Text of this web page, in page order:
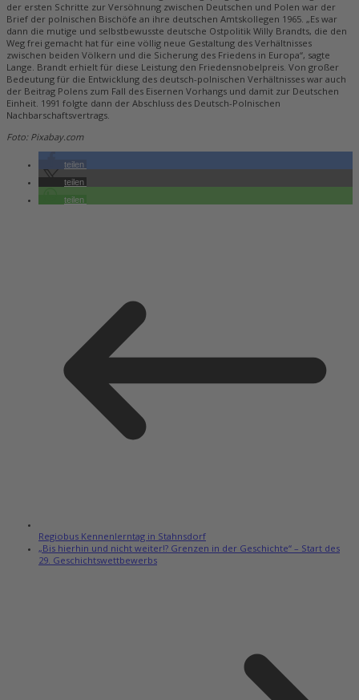
der ersten Schritte zur Versöhnung zwischen Deutschen und Polen war der
Brief der polnischen Bischöfe an ihre deutschen Amtskollegen 1965. „Es war
dann die mutige und selbstbewusste deutsche Ostpolitik Willy Brandts, die den
Weg frei gemacht hat für eine völlig neue Gestaltung des Verhältnisses
zwischen beiden Völkern und die Sicherung des Friedens in Europa“, sagte
Lange. Brandt erhielt für diese Leistung den Friedensnobelpreis. Von großer
Bedeutung für die Entwicklung des deutsch-polnischen Verhältnisses war auch
der Beitrag Polens zum Fall des Eisernen Vorhangs und damit zur Deutschen
Einheit. 1991 folgte dann der Abschluss des Deutsch-Polnischen
Nachbarschaftsvertrags.
Foto: Pixabay.com
teilen
teilen
teilen
Regiobus Kennenlerntag in Stahnsdorf
„Bis hierhin und nicht weiter!? Grenzen in der Geschichte“ – Start des
29. Geschichtswettbewerbs